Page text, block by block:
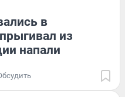
в
из
напали